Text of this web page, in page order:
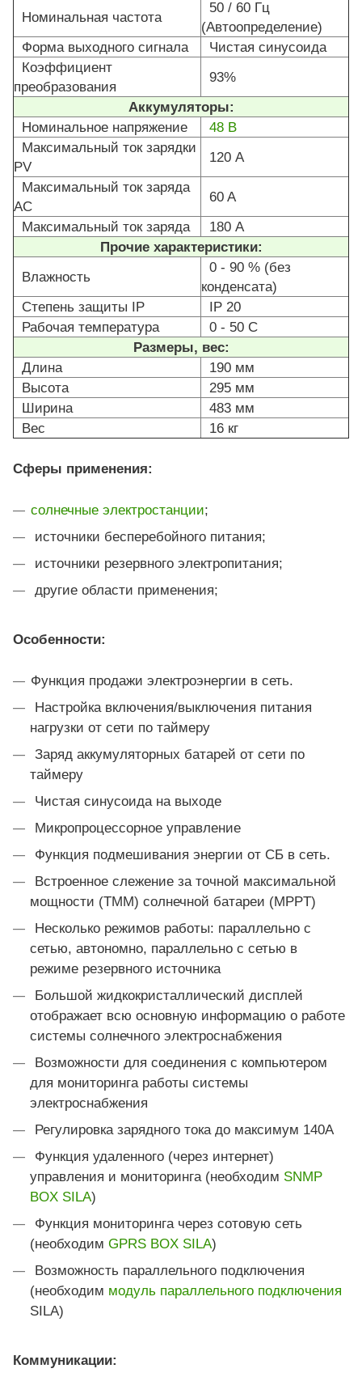
Номинальная частота
50 / 60 Гц
(Автоопределение)
Форма выходного сигнала
Чистая синусоида
Коэффициент
преобразования
93%
Аккумуляторы:
Номинальное напряжение
48 В
Максимальный ток зарядки
PV
120 А
Максимальный ток заряда
AC
60 A
Максимальный ток заряда
180 А
Прочие характеристики:
Влажность
0 - 90 % (без
конденcата)
Степень защиты IP
IP 20
Рабочая температура
0 - 50 С
Размеры, вес:
Длина
190 мм
Высота
295 мм
Ширина
483 мм
Вес
16 кг
Сферы применения:
солнечные электростанции;
источники бесперебойного питания;
источники резервного электропитания;
другие области применения;
Особенности:
Функция продажи электроэнергии в сеть.
Настройка включения/выключения питания
нагрузки от сети по таймеру
Заряд аккумуляторных батарей от сети по
таймеру
Чистая синусоида на выходе
Микропроцессорное управление
Функция подмешивания энергии от СБ в сеть.
Встроенное слежение за точной максимальной
мощности (ТММ) солнечной батареи (MPPT)
Несколько режимов работы: параллельно с
сетью, автономно, параллельно с сетью в
режиме резервного источника
Большой жидкокристаллический дисплей
отображает всю основную информацию о работе
системы солнечного электроснабжения
Возможности для соединения с компьютером
для мониторинга работы системы
электроснабжения
Регулировка зарядного тока до максимум 140А
Функция удаленного (через интернет)
управления и мониторинга (необходим SNMP
BOX SILA)
Функция мониторинга через сотовую сеть
(необходим GPRS BOX SILA)
Возможность параллельного подключения
(необходим модуль параллельного подключения
SILA)
Коммуникации: